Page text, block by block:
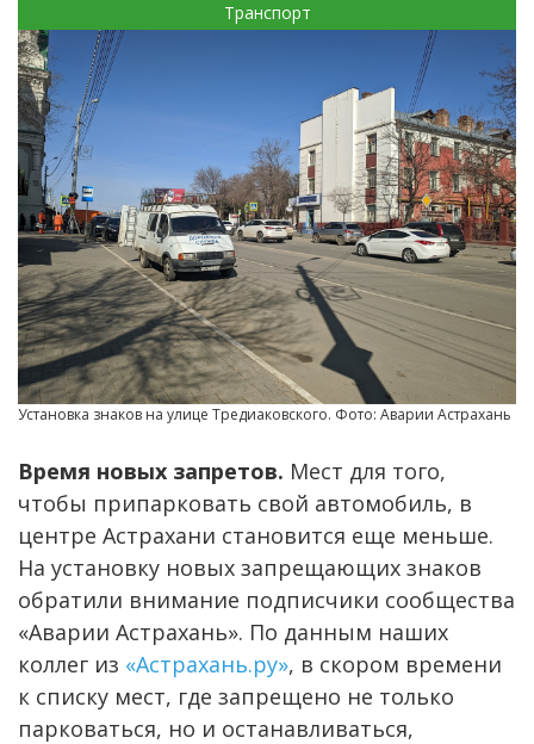
Транспорт
Установка знаков на улице Тредиаковского. Фото: Аварии Астрахань
Время новых запретов. Мест для того,
чтобы припарковать свой автомобиль, в
центре Астрахани становится еще меньше.
На установку новых запрещающих знаков
обратили внимание подписчики сообщества
«Аварии Астрахань». По данным наших
коллег из «Астрахань.ру», в скором времени
к списку мест, где запрещено не только
парковаться, но и останавливаться,